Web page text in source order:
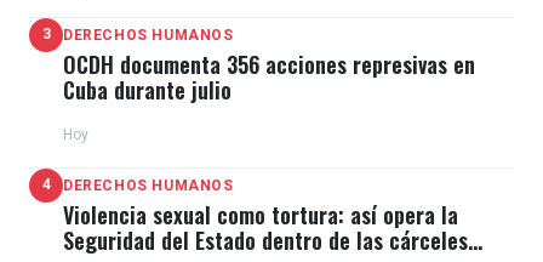
3 DERECHOS HUMANOS
OCDH documenta 356 acciones represivas en
Cuba durante julio
Hoy
4 DERECHOS HUMANOS
Violencia sexual como tortura: así opera la
Seguridad del Estado dentro de las cárceles